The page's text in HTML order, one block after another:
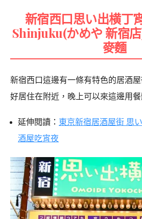
新宿西口思い出横丁
Shinjuku(かめや 新宿
麥麵
新宿西口這邊有一條有特色的居酒
好居住在附近，晚上可以來這邊用餐
延伸閱讀： 東京新宿居酒屋街 思
酒屋吃宵夜